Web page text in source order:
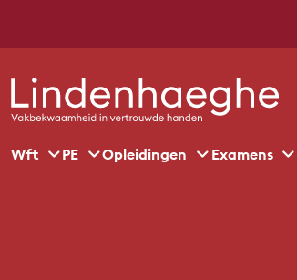
Wft PE Opleidingen Examens